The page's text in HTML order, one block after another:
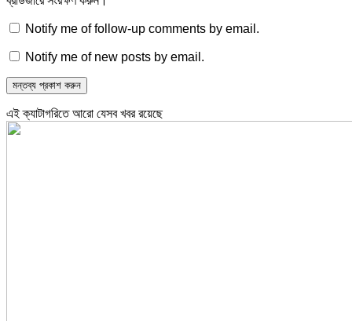
Notify me of follow-up comments by email.
Notify me of new posts by email.
এই ক্যাটাগরিতে আরো যেসব খবর রয়েছে